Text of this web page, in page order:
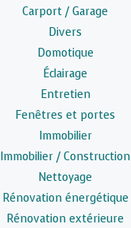
Carport / Garage
Divers
Domotique
Éclairage
Entretien
Fenêtres et portes
Immobilier
Immobilier / Construction
Nettoyage
Rénovation énergétique
Rénovation extérieure